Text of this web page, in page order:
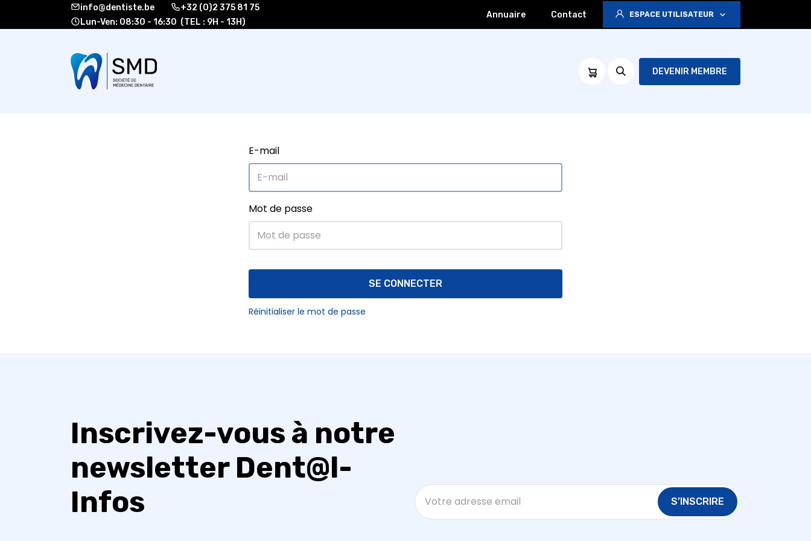
info@dentiste.be
+32 (0)2 375 81 75
Lun-Ven: 08:30 - 16:30 (TEL : 9H - 13H)
Annuaire Contact ESPACE UTILISATEUR
DEVENIR MEMBRE
E-mail
Mot de passe
SE CONNECTER
Réinitialiser le mot de passe
Inscrivez-vous à notre
newsletter Dent@l-
Infos
S’INSCRIRE